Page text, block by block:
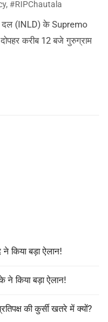
, #RIPChautala
दल (INLD) के Supremo
करीब 12 बजे गुरुग्राम
किया बड़ा ऐलान!
ने किया बड़ा ऐलान!
की कुर्सी खतरे में क्यों?